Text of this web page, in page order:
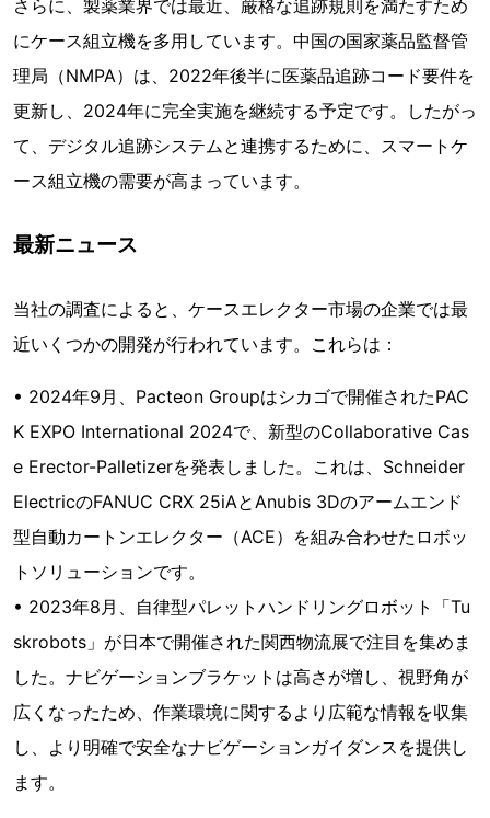
さらに、製薬業界では最近、厳格な追跡規則を満たすため
にケース組立機を多用しています。中国の国家薬品監督管
理局（NMPA）は、2022年後半に医薬品追跡コード要件を
更新し、2024年に完全実施を継続する予定です。したがっ
て、デジタル追跡システムと連携するために、スマートケ
ース組立機の需要が高まっています。
最新ニュース
当社の調査によると、ケースエレクター市場の企業では最
近いくつかの開発が行われています。これらは：
• 2024年9月、Pacteon Groupはシカゴで開催されたPAC
K EXPO International 2024で、新型のCollaborative Cas
e Erector-Palletizerを発表しました。これは、Schneider
ElectricのFANUC CRX 25iAとAnubis 3Dのアームエンド
型自動カートンエレクター（ACE）を組み合わせたロボッ
トソリューションです。
• 2023年8月、自律型パレットハンドリングロボット「Tu
skrobots」が日本で開催された関西物流展で注目を集めま
した。ナビゲーションブラケットは高さが増し、視野角が
広くなったため、作業環境に関するより広範な情報を収集
し、より明確で安全なナビゲーションガイダンスを提供し
ます。